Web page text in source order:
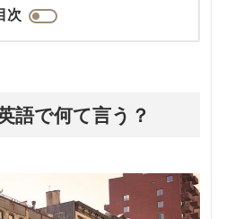
次
語で何て言う？